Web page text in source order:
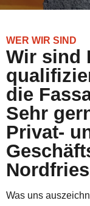
WER WIR SIND
Wir sind
die
Sehr
Privat-
Was uns